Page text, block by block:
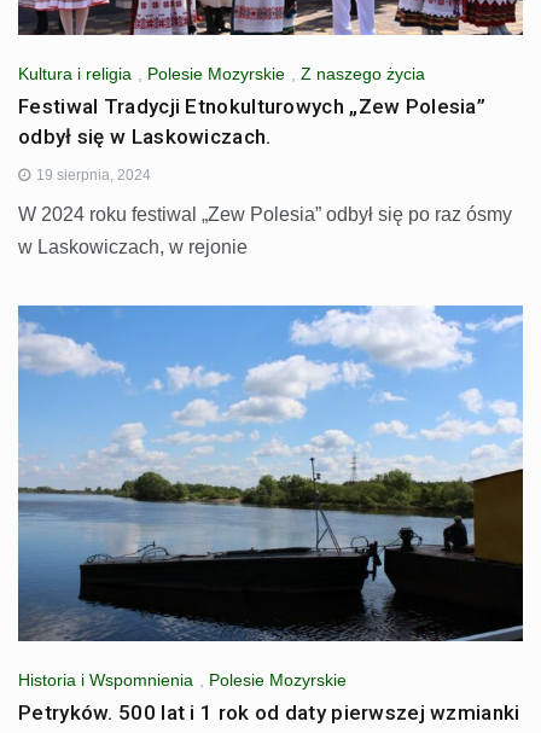
Kultura i religia Polesie Mozyrskie Z naszego życia
Festiwal Tradycji Etnokulturowych „Zew Polesia”
odbył się w Laskowiczach.
19 sierpnia, 2024
W 2024 roku festiwal „Zew Polesia” odbył się po raz ósmy
w Laskowiczach, w rejonie
Historia i Wspomnienia Polesie Mozyrskie
Petryków. 500 lat i 1 rok od daty pierwszej wzmianki